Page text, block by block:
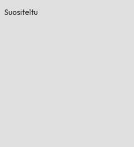
Suositeltu